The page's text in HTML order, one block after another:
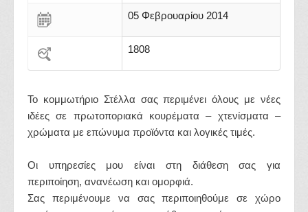
05 Φεβρουαρίου 2014
1808
Το κομμωτήριο Στέλλα σας περιμένει όλους με νέες
ιδέες σε πρωτοποριακά κουρέματα – χτενίσματα –
χρώματα με επώνυμα προϊόντα και λογικές τιμές.
Οι υπηρεσίες μου είναι στη διάθεση σας για
περιποίηση, ανανέωση και ομορφιά.
Σας περιμένουμε να σας περιποιηθούμε σε χώρο